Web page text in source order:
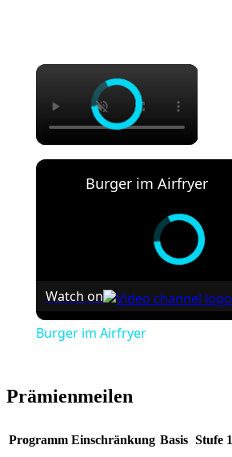
Burger im Airfryer
Watch on
Burger im Airfryer
Prämienmeilen
Programm Einschränkung Basis Stufe 1